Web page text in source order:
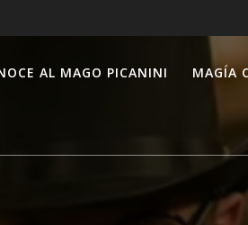
AL MAGO PICANINI MAGÍA